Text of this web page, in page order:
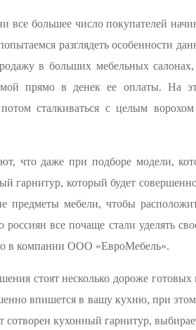
все большее число покупателей
разглядеть особенности
в больших мебельных
прямо в денек ее оплаты. На
потом сталкиваться с целым
что даже при подборе модели,
гарнитур, который будет
предметы мебели, чтобы
все почаще стали уделять
в компании ООО «ЕвроМебель».
стоят несколько дороже готовых
впишется в вашу кухню, при
сотворен кухонный гарнитур,